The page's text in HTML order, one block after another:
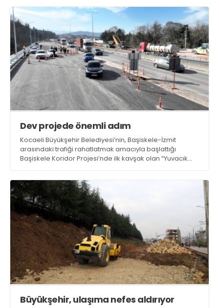
Dev projede önemli adım
Kocaeli Büyükşehir Belediyesi’nin, Başiskele-İzmit
arasındaki trafiği rahatlatmak amacıyla başlattığı
Başiskele Koridor Projesi’nde ilk kavşak olan “Yuvacık
Büyükşehir, ulaşıma nefes aldırıyor